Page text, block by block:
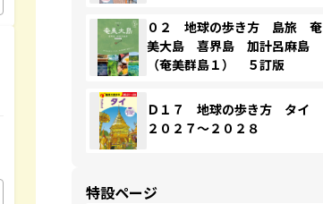
０２ 地球の歩き方 島旅 奄
美大島 喜界島 加計呂麻島
（奄美群島１） ５訂版
Ｄ１７ 地球の歩き方 タイ
２０２７～２０２８
特設ページ